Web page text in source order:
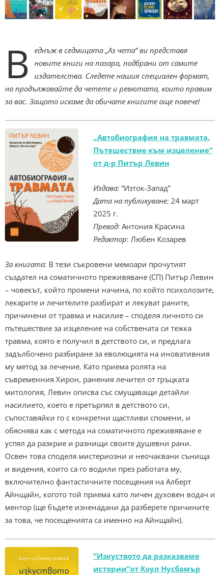
В
еднъж в седмицата „Аз чета“ ви представя
новите книги на пазара, подбрани от самите
издателства. Следете нашия специален формат,
но продължавайте да четете и ревютата, които правим
за вас. Защото искаме да обичате книгите още повече!
„Автобиография на травмата.
Пътешествие към изцеление“
от д-р Питър Левин
Издава: “Изток-Запад”
Дата на публикуване: 24 март
2025 г.
Превод: Антония Красина
Редактор: Любен Козарев
За книгата: В тези съкровени мемоари прочутият
създател на соматичното преживяване (СП) Питър Левин
– човекът, който промени начина, по който психолозите,
лекарите и лечителите разбират и лекуват раните,
причинени от травма и насилие – споделя личното си
пътешествие за изцеление на собствената си тежка
травма, която е получил в детството си, и предлага
задълбочено разбиране за еволюцията на иновативния
му метод за лечение. Като приема ролята на
съвременния Хирон, ранения лечител от гръцката
митология, Левин описва със смущаващи детайли
насилието, което е претърпял в детството си,
съпоставяйки го с конкретни щастливи спомени, и
обяснява как с метода на соматичното преживяване е
успял да разкрие и разнищи своите душевни рани.
Освен това споделя мистериозни и неочаквани сънища
и видения, които са го водили през работата му,
включително фантастичните посещения на Алберт
Айнщайн, когото той приема като личен духовен водач и
ментор (ще бъдете изненадани да разберете причините
за това, че посещенията са именно на Айнщайн).
“Изкуството да разказваме
истории“от Коул Нусбамър